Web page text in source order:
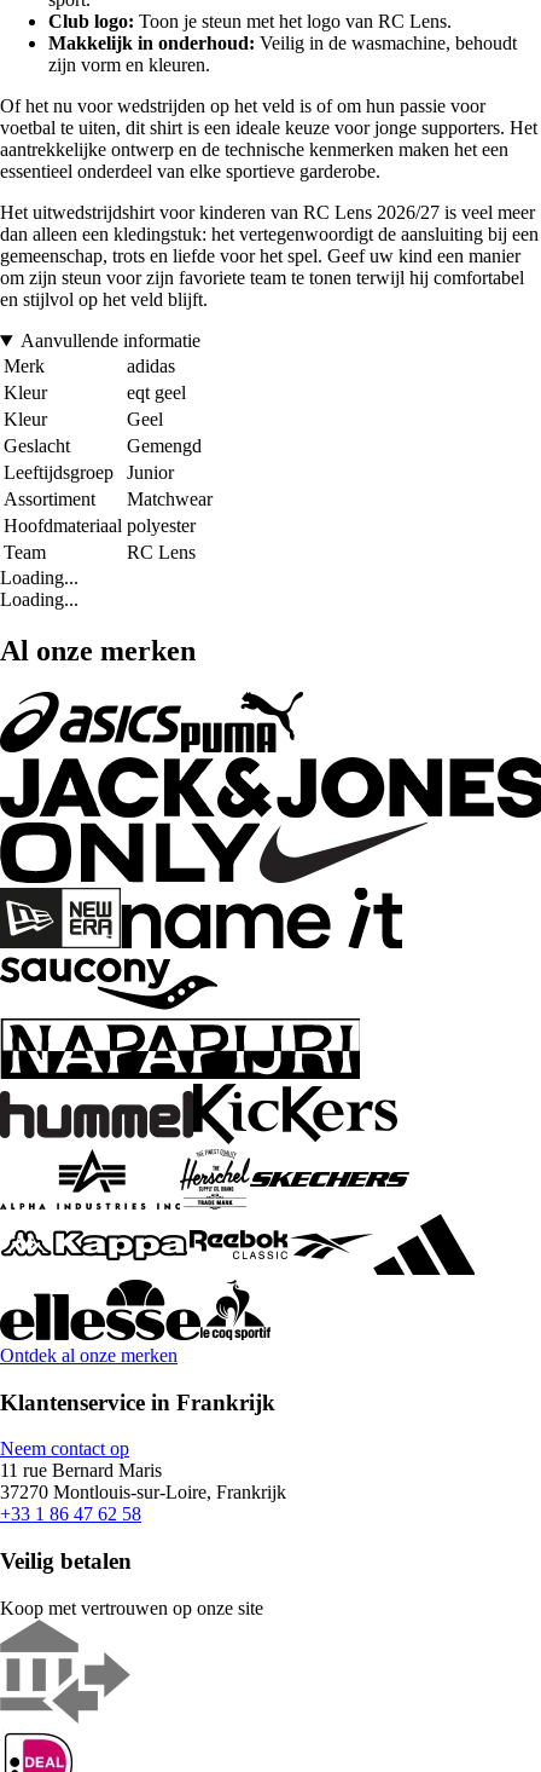
Club logo: Toon je steun met het logo van RC Lens.
Makkelijk in onderhoud: Veilig in de wasmachine, behoudt
zijn vorm en kleuren.
Of het nu voor wedstrijden op het veld is of om hun passie voor
voetbal te uiten, dit shirt is een ideale keuze voor jonge supporters. Het
aantrekkelijke ontwerp en de technische kenmerken maken het een
essentieel onderdeel van elke sportieve garderobe.
Het uitwedstrijdshirt voor kinderen van RC Lens 2026/27 is veel meer
dan alleen een kledingstuk: het vertegenwoordigt de aansluiting bij een
gemeenschap, trots en liefde voor het spel. Geef uw kind een manier
om zijn steun voor zijn favoriete team te tonen terwijl hij comfortabel
en stijlvol op het veld blijft.
Aanvullende informatie
Merk
adidas
Kleur
eqt geel
Kleur
Geel
Geslacht
Gemengd
Leeftijdsgroep
Junior
Assortiment
Matchwear
Hoofdmateriaal polyester
Team
RC Lens
Loading...
Loading...
Al onze merken
Ontdek al onze merken
Klantenservice in Frankrijk
Neem contact op
11 rue Bernard Maris
37270 Montlouis-sur-Loire, Frankrijk
+33 1 86 47 62 58
Veilig betalen
Koop met vertrouwen op onze site